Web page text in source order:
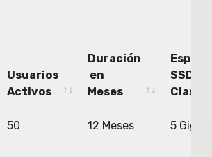
Usuarios
Activos
Duración
en
Meses
SSD
Class
Activos
en
SSD
50 12 Meses 5 Gigas